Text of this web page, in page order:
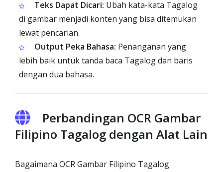
Teks Dapat Dicari: Ubah kata-kata Tagalog
di gambar menjadi konten yang bisa ditemukan
lewat pencarian.
Output Peka Bahasa: Penanganan yang
lebih baik untuk tanda baca Tagalog dan baris
dengan dua bahasa.
Perbandingan OCR Gambar
Filipino Tagalog dengan Alat Lain
Bagaimana OCR Gambar Filipino Tagalog